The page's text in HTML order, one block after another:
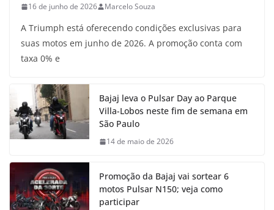
16 de junho de 2026 Marcelo Souza
A Triumph está oferecendo condições exclusivas para
suas motos em junho de 2026. A promoção conta com
taxa 0% e
Bajaj leva o Pulsar Day ao Parque
Villa-Lobos neste fim de semana em
São Paulo
14 de maio de 2026
Promoção da Bajaj vai sortear 6
motos Pulsar N150; veja como
participar